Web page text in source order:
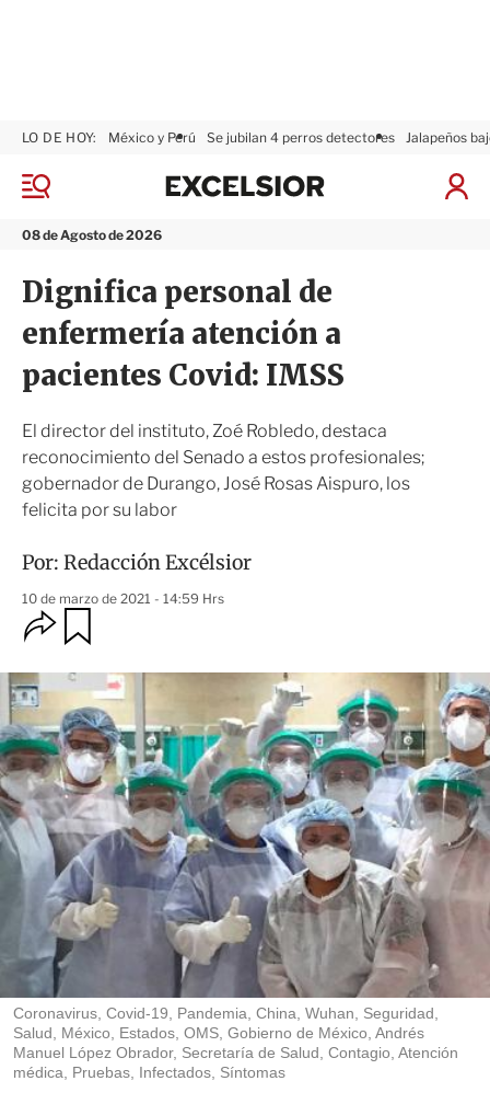
M
n
08 de Agosto de 2026
LO DE HOY: México y Perú Se jubilan 4 perros detectores Jalapeños
I
x
i
r
Dignifica personal de
enfermería atención a
pacientes Covid: IMSS
El director del instituto, Zoé Robledo, destaca
reconocimiento del Senado a estos profesionales;
gobernador de Durango, José Rosas Aispuro, los
felicita por su labor
Por: Redacción Excélsior
10 de marzo de 2021 - 14:59 Hrs
O
p
i
n
e
s
d
e
c
o
m
p
a
r
i
r
r
d
a
r
Coronavirus, Covid-19, Pandemia, China, Wuhan, Seguridad,
Salud, México, Estados, OMS, Gobierno de México, Andrés
Manuel López Obrador, Secretaría de Salud, Contagio, Atención
médica, Pruebas, Infectados, Síntomas